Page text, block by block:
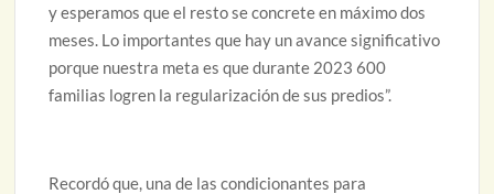
y esperamos que el resto se concrete en máximo dos
meses. Lo importantes que hay un avance significativo
porque nuestra meta es que durante 2023 600
familias logren la regularización de sus predios”.
Recordó que, una de las condicionantes para